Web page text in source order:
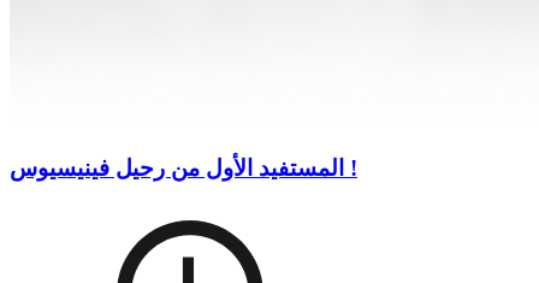
المستفيد الأول من رحيل فينيسيوس !